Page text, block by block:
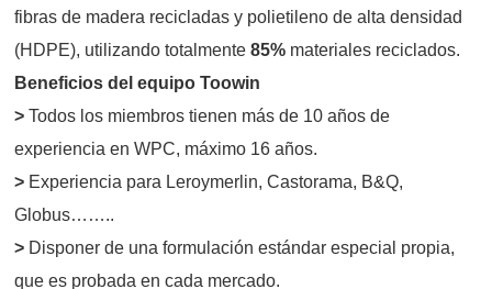
fibras de madera recicladas y polietileno de alta densidad
(HDPE), utilizando totalmente85% materiales reciclados.
Beneficios del equipo Toowin
> Todos los miembros tienen más de 10 años de
experiencia en WPC, máximo 16 años.
> Experiencia para Leroymerlin, Castorama, B&Q,
Globus……..
> Disponer de una formulación estándar especial propia,
que es probada en cada mercado.